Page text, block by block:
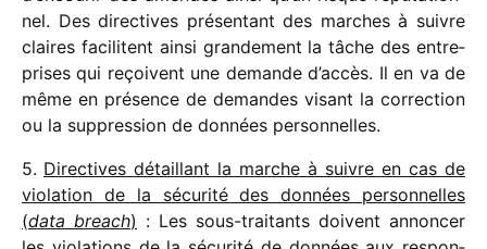
nel. Des direc­tives présen­tant des marches à suivre
claires faci­litent ainsi gran­de­ment la tâche des entre­
prises qui reçoivent une demande d’accès. Il en va de
même en présence de demandes visant la correc­tion
ou la suppres­sion de données personnelles.
5. Directives détaillant la marche à suivre en cas de
viola­tion de la sécu­rité des données person­nelles
(data breach) : Les sous-trai­tants doivent annon­cer